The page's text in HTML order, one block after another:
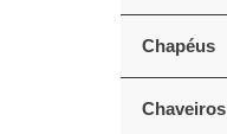
Chapéus
Chaveiros